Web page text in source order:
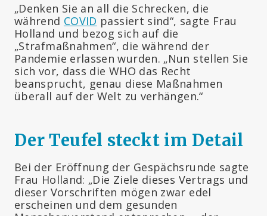
„Denken Sie an all die Schrecken, die
während COVID passiert sind“, sagte Frau
Holland und bezog sich auf die
„Strafmaßnahmen“, die während der
Pandemie erlassen wurden. „Nun stellen Sie
sich vor, dass die WHO das Recht
beansprucht, genau diese Maßnahmen
überall auf der Welt zu verhängen.“
Der Teufel steckt im Detail
Bei der Eröffnung der Gespächsrunde sagte
Frau Holland: „Die Ziele dieses Vertrags und
dieser Vorschriften mögen zwar edel
erscheinen und dem gesunden